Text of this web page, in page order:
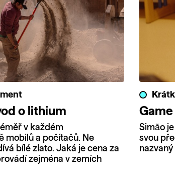
o lithium
v každém
mobilů a počítačů. Ne
bílé zlato. Jaká je cena za
zejména v zemích
Game
Simão
svou